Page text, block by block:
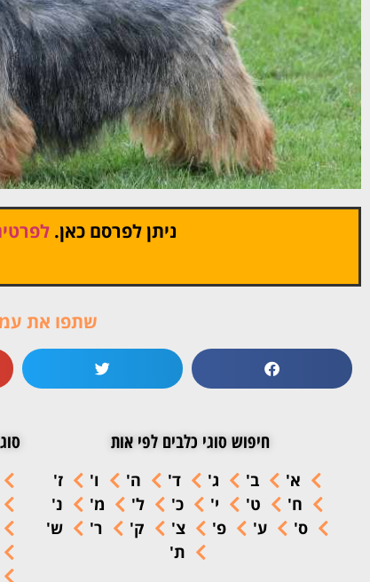
ניתן לפרסם כאן.
שתפו את
חיפוש סוגי כלבים לפי אות
א' ב' ג' ד' ה' ו'
ז'
ח'
ט' י' כ' ל' מ'
נ'
ס'
ע' פ' צ' ק' ר'
ש'
ת'